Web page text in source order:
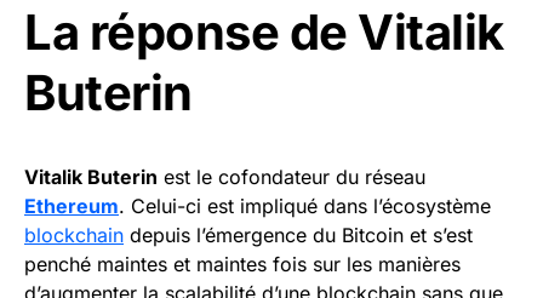
La réponse de Vitalik
Buterin
Vitalik Buterin est le cofondateur du réseau
Ethereum. Celui-ci est impliqué dans l’écosystème
blockchain depuis l’émergence du Bitcoin et s’est
penché maintes et maintes fois sur les manières
d’augmenter la scalabilité d’une blockchain sans que